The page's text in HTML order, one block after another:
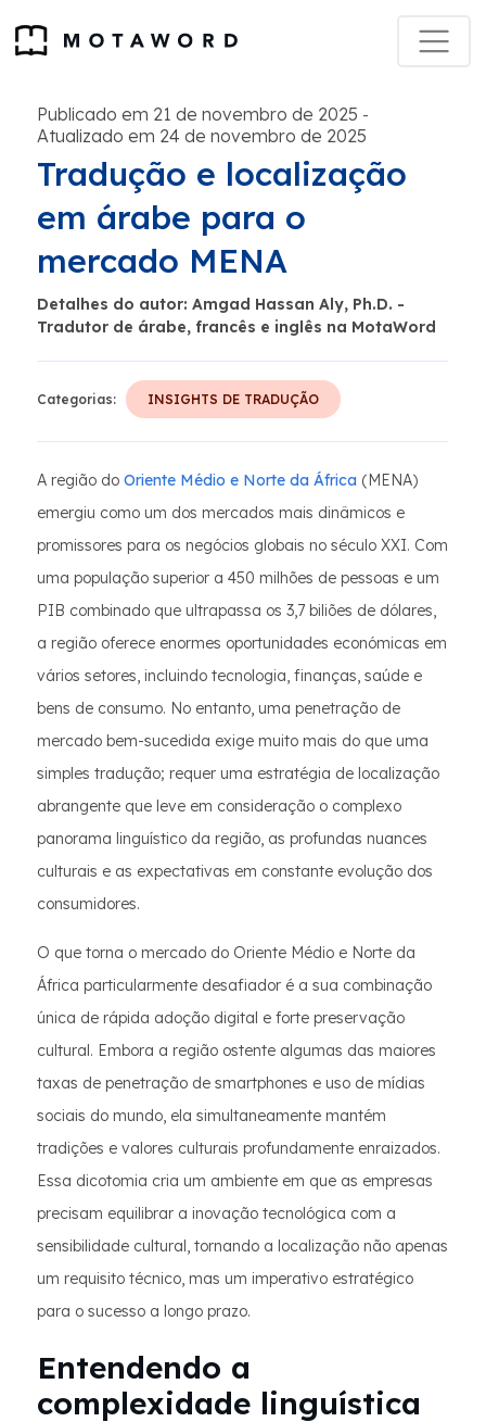
Publicado em 21 de novembro de 2025 -
Atualizado em 24 de novembro de 2025
Tradução e localização
em árabe para o
mercado MENA
Detalhes do autor: Amgad Hassan Aly, Ph.D. -
Tradutor de árabe, francês e inglês na MotaWord
Categorias: INSIGHTS DE TRADUÇÃO
A região do Oriente Médio e Norte da África (MENA)
emergiu como um dos mercados mais dinâmicos e
promissores para os negócios globais no século XXI. Com
uma população superior a 450 milhões de pessoas e um
PIB combinado que ultrapassa os 3,7 biliões de dólares,
a região oferece enormes oportunidades económicas em
vários setores, incluindo tecnologia, finanças, saúde e
bens de consumo. No entanto, uma penetração de
mercado bem-sucedida exige muito mais do que uma
simples tradução; requer uma estratégia de localização
abrangente que leve em consideração o complexo
panorama linguístico da região, as profundas nuances
culturais e as expectativas em constante evolução dos
consumidores.
O que torna o mercado do Oriente Médio e Norte da
África particularmente desafiador é a sua combinação
única de rápida adoção digital e forte preservação
cultural. Embora a região ostente algumas das maiores
taxas de penetração de smartphones e uso de mídias
sociais do mundo, ela simultaneamente mantém
tradições e valores culturais profundamente enraizados.
Essa dicotomia cria um ambiente em que as empresas
precisam equilibrar a inovação tecnológica com a
sensibilidade cultural, tornando a localização não apenas
um requisito técnico, mas um imperativo estratégico
para o sucesso a longo prazo.
Entendendo a
complexidade linguística